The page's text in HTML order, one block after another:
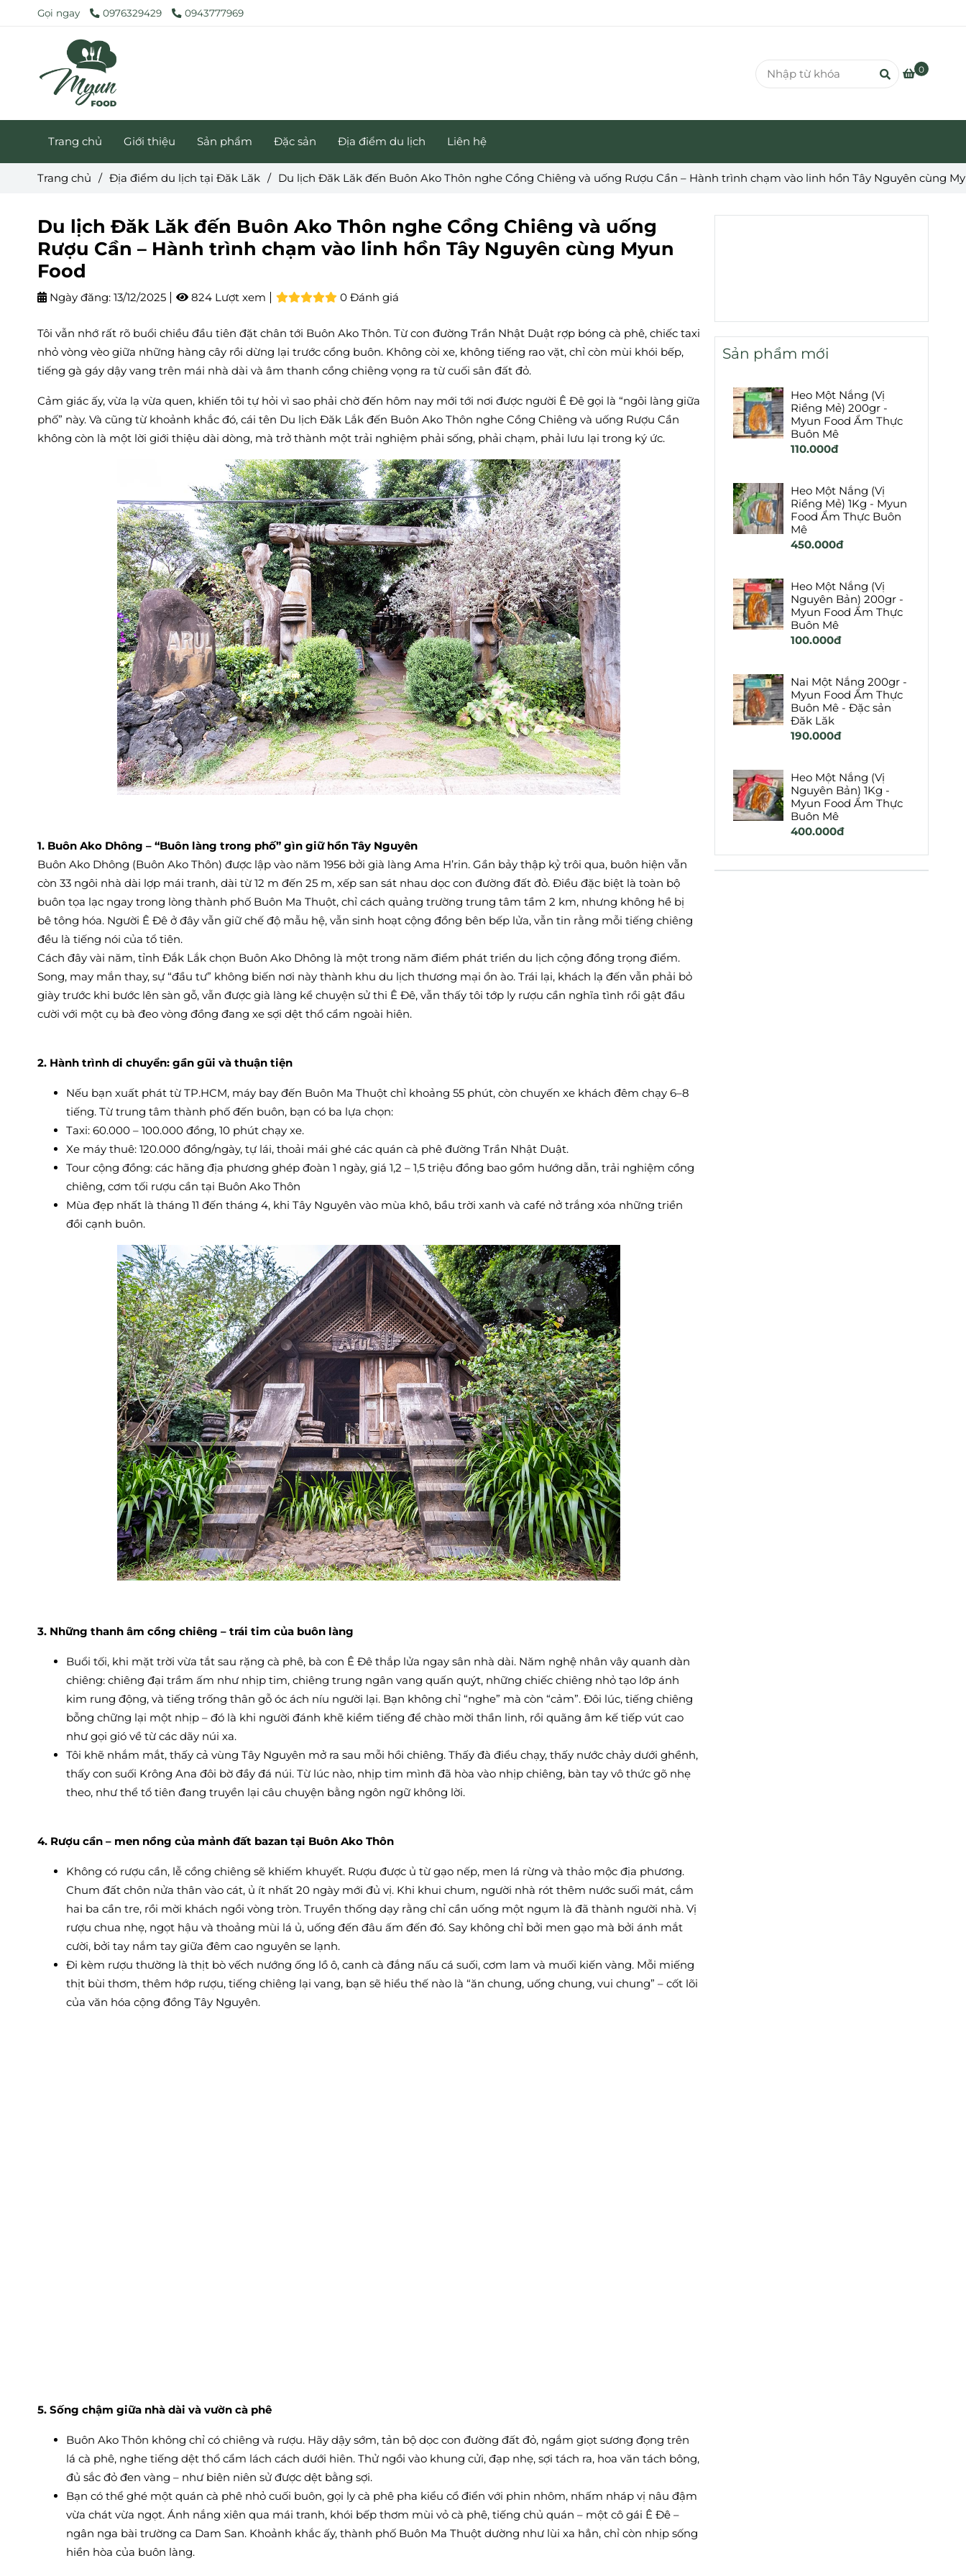
Gọi ngay 0976329429 0943777969
0
Trang chủ Giới thiệu Sản phẩm Đặc sản Địa điểm du lịch Liên hệ
Trang chủ / Địa điểm du lịch tại Đăk Lăk / Du lịch Đăk Lăk đến Buôn Ako Thôn nghe Cồng Chiêng và uống Rượu Cần – Hành trình chạm vào linh hồn Tây Nguyên cùng
Du lịch Đăk Lăk đến Buôn Ako Thôn nghe Cồng Chiêng và uống
Rượu Cần – Hành trình chạm vào linh hồn Tây Nguyên cùng Myun
Food
Ngày đăng: 13/12/2025 824 Lượt xem 0 Đánh giá
Tôi vẫn nhớ rất rõ buổi chiều đầu tiên đặt chân tới Buôn Ako Thôn. Từ con đường Trần Nhật Duật rợp bóng cà phê, chiếc taxi
nhỏ vòng vèo giữa những hàng cây rồi dừng lại trước cổng buôn. Không còi xe, không tiếng rao vặt, chỉ còn mùi khói bếp,
tiếng gà gáy dậy vang trên mái nhà dài và âm thanh cồng chiêng vọng ra từ cuối sân đất đỏ.
Cảm giác ấy, vừa lạ vừa quen, khiến tôi tự hỏi vì sao phải chờ đến hôm nay mới tới nơi được người Ê Đê gọi là “ngôi làng giữa
phố” này. Và cũng từ khoảnh khắc đó, cái tên Du lịch Đăk Lắk đến Buôn Ako Thôn nghe Cồng Chiêng và uống Rượu Cần
không còn là một lời giới thiệu dài dòng, mà trở thành một trải nghiệm phải sống, phải chạm, phải lưu lại trong ký ức.
1. Buôn Ako Dhông – “Buôn làng trong phố” gìn giữ hồn Tây Nguyên
Buôn Ako Dhông (Buôn Ako Thôn) được lập vào năm 1956 bởi già làng Ama H’rin. Gần bảy thập kỷ trôi qua, buôn hiện vẫn
còn 33 ngôi nhà dài lợp mái tranh, dài từ 12 m đến 25 m, xếp san sát nhau dọc con đường đất đỏ. Điều đặc biệt là toàn bộ
buôn tọa lạc ngay trong lòng thành phố Buôn Ma Thuột, chỉ cách quảng trường trung tâm tầm 2 km, nhưng không hề bị
bê tông hóa. Người Ê Đê ở đây vẫn giữ chế độ mẫu hệ, vẫn sinh hoạt cộng đồng bên bếp lửa, vẫn tin rằng mỗi tiếng chiêng
đều là tiếng nói của tổ tiên.
Cách đây vài năm, tỉnh Đắk Lắk chọn Buôn Ako Dhông là một trong năm điểm phát triển du lịch cộng đồng trọng điểm.
Song, may mắn thay, sự “đầu tư” không biến nơi này thành khu du lịch thương mại ồn ào. Trái lại, khách lạ đến vẫn phải bỏ
giày trước khi bước lên sàn gỗ, vẫn được già làng kể chuyện sử thi Ê Đê, vẫn thấy tôi tớp ly rượu cần nghĩa tình rồi gật đầu
cười với một cụ bà đeo vòng đồng đang xe sợi dệt thổ cẩm ngoài hiên.
2. Hành trình di chuyển: gần gũi và thuận tiện
Nếu bạn xuất phát từ TP.HCM, máy bay đến Buôn Ma Thuột chỉ khoảng 55 phút, còn chuyến xe khách đêm chạy 6–8
tiếng. Từ trung tâm thành phố đến buôn, bạn có ba lựa chọn:
Taxi: 60.000 – 100.000 đồng, 10 phút chạy xe.
Xe máy thuê: 120.000 đồng/ngày, tự lái, thoải mái ghé các quán cà phê đường Trần Nhật Duật.
Tour cộng đồng: các hãng địa phương ghép đoàn 1 ngày, giá 1,2 – 1,5 triệu đồng bao gồm hướng dẫn, trải nghiệm cồng
chiêng, cơm tối rượu cần tại Buôn Ako Thôn
Mùa đẹp nhất là tháng 11 đến tháng 4, khi Tây Nguyên vào mùa khô, bầu trời xanh và café nở trắng xóa những triền
đồi cạnh buôn.
3. Những thanh âm cồng chiêng – trái tim của buôn làng
Buổi tối, khi mặt trời vừa tắt sau rặng cà phê, bà con Ê Đê thắp lửa ngay sân nhà dài. Năm nghệ nhân vây quanh dàn
chiêng: chiêng đại trầm ấm như nhịp tim, chiêng trung ngân vang quấn quýt, những chiếc chiêng nhỏ tạo lớp ánh
kim rung động, và tiếng trống thân gỗ óc ách níu người lại. Bạn không chỉ “nghe” mà còn “cảm”. Đôi lúc, tiếng chiêng
bỗng chững lại một nhịp – đó là khi người đánh khẽ kiềm tiếng để chào mời thần linh, rồi quãng âm kế tiếp vút cao
như gọi gió về từ các dãy núi xa.
Tôi khẽ nhắm mắt, thấy cả vùng Tây Nguyên mở ra sau mỗi hồi chiêng. Thấy đà điểu chạy, thấy nước chảy dưới ghềnh,
thấy con suối Krông Ana đôi bờ đầy đá núi. Từ lúc nào, nhịp tim mình đã hòa vào nhịp chiêng, bàn tay vô thức gõ nhẹ
theo, như thể tổ tiên đang truyền lại câu chuyện bằng ngôn ngữ không lời.
4. Rượu cần – men nồng của mảnh đất bazan tại Buôn Ako Thôn
Không có rượu cần, lễ cồng chiêng sẽ khiếm khuyết. Rượu được ủ từ gạo nếp, men lá rừng và thảo mộc địa phương.
Chum đất chôn nửa thân vào cát, ủ ít nhất 20 ngày mới đủ vị. Khi khui chum, người nhà rót thêm nước suối mát, cắm
hai ba cần tre, rồi mời khách ngồi vòng tròn. Truyền thống dạy rằng chỉ cần uống một ngụm là đã thành người nhà. Vị
rượu chua nhẹ, ngọt hậu và thoảng mùi lá ủ, uống đến đâu ấm đến đó. Say không chỉ bởi men gạo mà bởi ánh mắt
cười, bởi tay nắm tay giữa đêm cao nguyên se lạnh.
Đi kèm rượu thường là thịt bò vếch nướng ống lồ ô, canh cà đắng nấu cá suối, cơm lam và muối kiến vàng. Mỗi miếng
thịt bùi thơm, thêm hớp rượu, tiếng chiêng lại vang, bạn sẽ hiểu thế nào là “ăn chung, uống chung, vui chung” – cốt lõi
của văn hóa cộng đồng Tây Nguyên.
5. Sống chậm giữa nhà dài và vườn cà phê
Buôn Ako Thôn không chỉ có chiêng và rượu. Hãy dậy sớm, tản bộ dọc con đường đất đỏ, ngắm giọt sương đọng trên
lá cà phê, nghe tiếng dệt thổ cẩm lách cách dưới hiên. Thử ngồi vào khung cửi, đạp nhẹ, sợi tách ra, hoa văn tách bông,
đủ sắc đỏ đen vàng – như biên niên sử được dệt bằng sợi.
Bạn có thể ghé một quán cà phê nhỏ cuối buôn, gọi ly cà phê pha kiểu cổ điển với phin nhôm, nhấm nháp vị nâu đậm
vừa chát vừa ngọt. Ánh nắng xiên qua mái tranh, khói bếp thơm mùi vỏ cà phê, tiếng chủ quán – một cô gái Ê Đê –
ngân nga bài trường ca Dam San. Khoảnh khắc ấy, thành phố Buôn Ma Thuột dường như lùi xa hẳn, chỉ còn nhịp sống
hiền hòa của buôn làng.
Sản phẩm mới
Heo Một Nắng (Vị
Riềng Mẻ) 200gr -
Myun Food Ẩm Thực
Buôn Mê
110.000đ
Heo Một Nắng (Vị
Riềng Mẻ) 1Kg - Myun
Food Ẩm Thực Buôn
Mê
450.000đ
Heo Một Nắng (Vị
Nguyên Bản) 200gr -
Myun Food Ẩm Thực
Buôn Mê
100.000đ
Nai Một Nắng 200gr -
Myun Food Ẩm Thực
Buôn Mê - Đặc sản
Đăk Lăk
190.000đ
Heo Một Nắng (Vị
Nguyên Bản) 1Kg -
Myun Food Ẩm Thực
Buôn Mê
400.000đ